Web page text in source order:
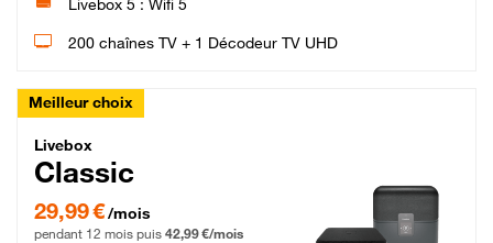
Livebox 5 : Wifi 5
200 chaînes TV + 1 Décodeur TV UHD
Meilleur choix
Livebox Classic Fibre
Livebox
Classic
29,99 € par mois pendant 12 mois puis 42,99 € par mois, Engagement 12 mois
29,99 €/mois
pendant 12 mois puis 42,99 €/mois